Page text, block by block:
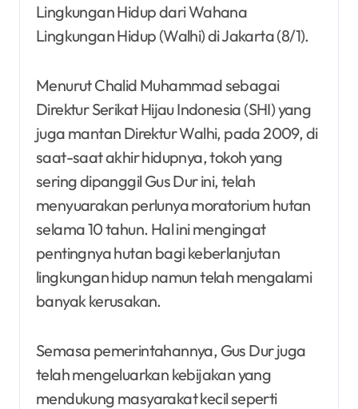
Lingkungan Hidup dari Wahana
Lingkungan Hidup (Walhi) di Jakarta (8/1).
Menurut Chalid Muhammad sebagai
Direktur Serikat Hijau Indonesia (SHI) yang
juga mantan Direktur Walhi, pada 2009, di
saat-saat akhir hidupnya, tokoh yang
sering dipanggil Gus Dur ini, telah
menyuarakan perlunya moratorium hutan
selama 10 tahun. Hal ini mengingat
pentingnya hutan bagi keberlanjutan
lingkungan hidup namun telah mengalami
banyak kerusakan.
Semasa pemerintahannya, Gus Dur juga
telah mengeluarkan kebijakan yang
mendukung masyarakat kecil seperti